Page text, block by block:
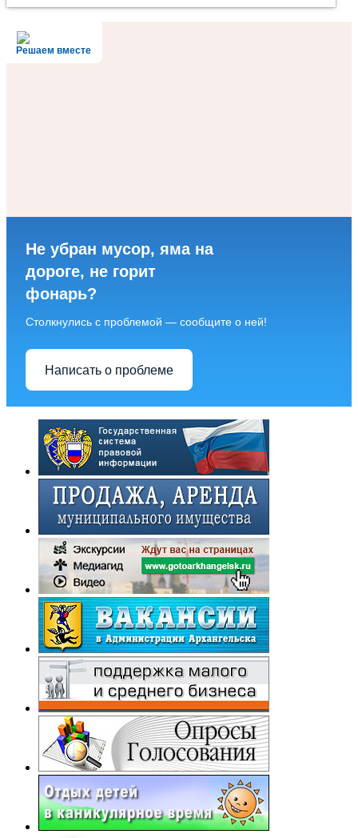
Решаем вместе
Не убран мусор, яма на
дороге, не горит
фонарь?
Столкнулись с проблемой — сообщите о ней!
Написать о проблеме